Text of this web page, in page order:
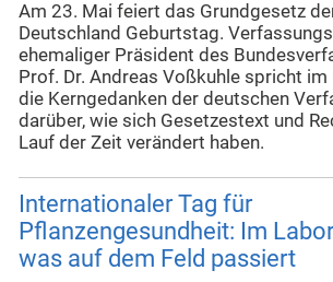
Am 23. Mai feiert das Grundgesetz
Deutschland Geburtstag.
ehemaliger Präsident des
Prof. Dr. Andreas Voßkuhle spricht
die Kerngedanken der deutschen
darüber, wie sich Gesetzestext und
Lauf der Zeit verändert haben.
Internationaler Tag für
Pflanzengesundheit: Im
was auf dem Feld passiert